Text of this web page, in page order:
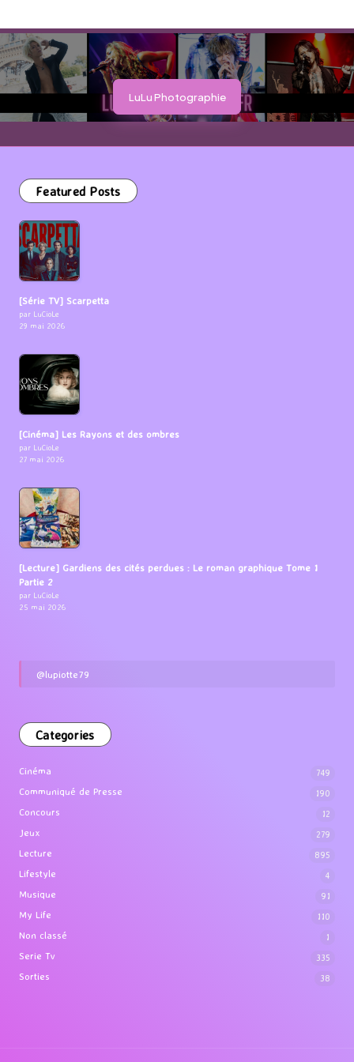
LuLu Photographie
Featured Posts
[Série TV] Scarpetta
par LuCioLe
29 mai 2026
[Cinéma] Les Rayons et des ombres
par LuCioLe
27 mai 2026
[Lecture] Gardiens des cités perdues : Le roman graphique Tome 1
Partie 2
par LuCioLe
25 mai 2026
@lupiotte79
Categories
Cinéma 749
Communiqué de Presse 190
Concours 12
Jeux 279
Lecture 895
Lifestyle 4
Musique 91
My Life 110
Non classé 1
Serie Tv 335
Sorties 38